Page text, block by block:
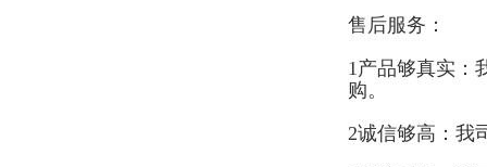
售后服务：
1产品够真实：
购。
2诚信够高：我